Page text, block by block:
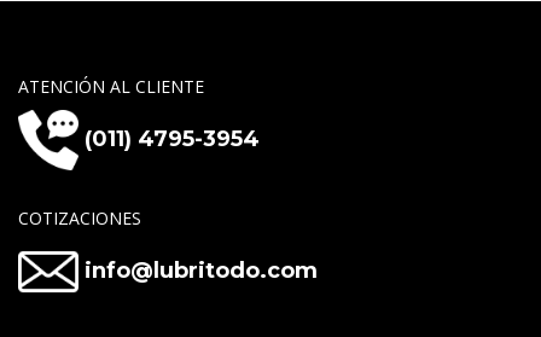
ATENCIÓN AL CLIENTE
(011) 4795-3954
COTIZACIONES
info@lubritodo.com